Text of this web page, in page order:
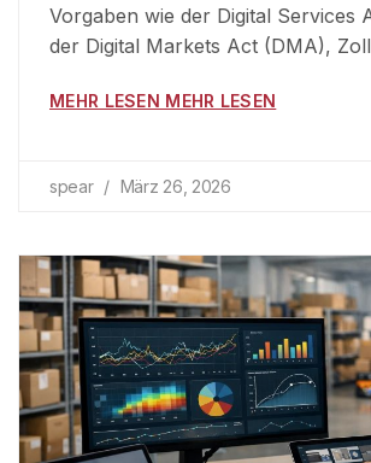
Vorgaben wie der Digital Services
der Digital Markets Act (DMA),
MEHR LESEN MEHR LESEN
spear März 26, 2026